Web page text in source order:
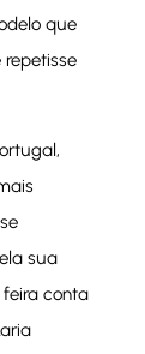
que
repetisse
sua
conta